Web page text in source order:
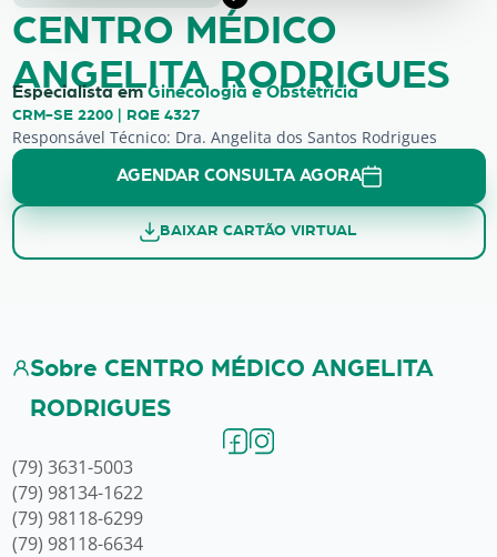
CENTRO MÉDICO
ANGELITA RODRIGUES
Especialista emGinecologia e Obstetrícia
CRM-SE 2200 | RQE 4327
Responsável Técnico: Dra. Angelita dos Santos Rodrigues
AGENDAR CONSULTA AGORA
BAIXAR CARTÃO VIRTUAL
Sobre CENTRO MÉDICO ANGELITA
RODRIGUES
(79) 3631-5003
(79) 98134-1622
(79) 98118-6299
(79) 98118-6634